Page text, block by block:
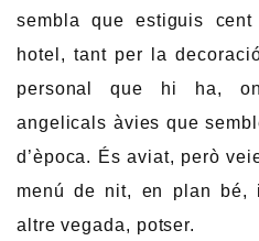
sembla que estiguis
hotel, tant per la
personal que hi ha,
angelicals àvies que
d’època. És aviat, però
menú de nit, en plan bé,
altre vegada, potser.